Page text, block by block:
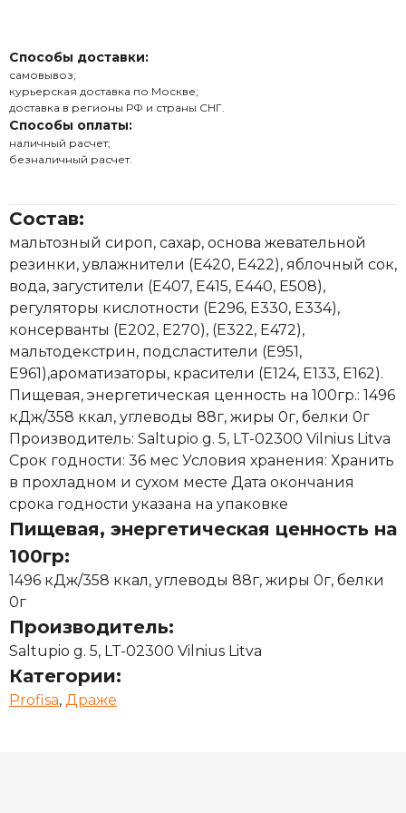
Способы доставки:
самовывоз;
курьерская доставка по Москве;
доставка в регионы РФ и страны СНГ.
Способы оплаты:
наличный расчет;
безналичный расчет.
Состав:
мальтозный сироп, сахар, основа жевательной
резинки, увлажнители (Е420, Е422), яблочный сок,
вода, загустители (Е407, Е415, Е440, Е508),
регуляторы кислотности (Е296, Е330, Е334),
консерванты (Е202, Е270), (Е322, Е472),
мальтодекстрин, подсластители (Е951,
Е961),ароматизаторы, красители (Е124, Е133, Е162).
Пищевая, энергетическая ценность на 100гр.: 1496
кДж/358 ккал, углеводы 88г, жиры 0г, белки 0г
Производитель: Saltupio g. 5, LT-02300 Vilnius Litva
Срок годности: 36 мес Условия хранения: Хранить
в прохладном и сухом месте Дата окончания
срока годности указана на упаковке
Пищевая, энергетическая ценность на
100гр:
1496 кДж/358 ккал, углеводы 88г, жиры 0г, белки
0г
Производитель:
Saltupio g. 5, LT-02300 Vilnius Litva
Категории:
Profisa, Драже